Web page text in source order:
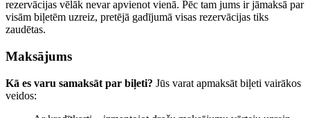
rezervācijas vēlāk nevar apvienot vienā. Pēc tam jums ir jāmaksā par
visām biļetēm uzreiz, pretējā gadījumā visas rezervācijas tiks
zaudētas.
Maksājums
Kā es varu samaksāt par biļeti? Jūs varat apmaksāt biļeti vairākos
veidos: